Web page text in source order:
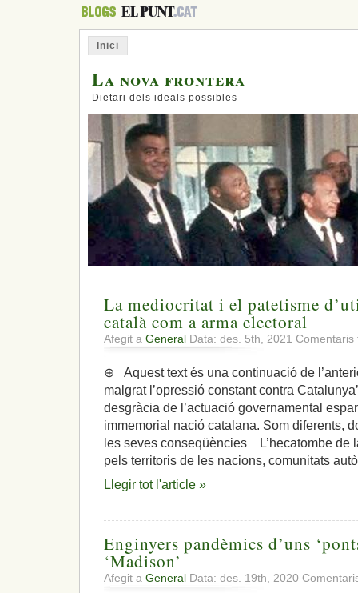
Inici
La nova frontera
Dietari dels ideals possibles
La mediocritat i el patetisme
català com a arma electoral
Afegit a General Data: des. 5th, 2021 Comentaris
⊕ Aquest text és una continuació de
malgrat l’opressió constant contra
desgràcia de l’actuació governamental
immemorial nació catalana. Som diferents,
les seves conseqüències L’hecatombe de
pels territoris de les nacions, comunitats
Llegir tot l'article »
Enginyers pandèmics d’uns
‘Madison’
Afegit a General Data: des. 19th, 2020